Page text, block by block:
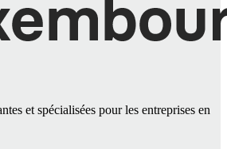
et spécialisées pour les entreprises en